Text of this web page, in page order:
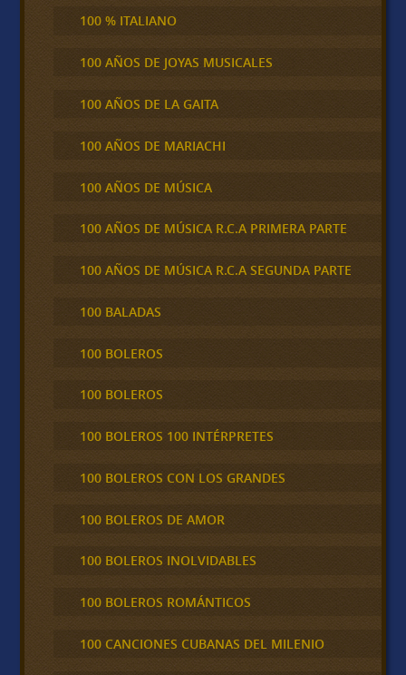
100 % ITALIANO
100 AÑOS DE JOYAS MUSICALES
100 AÑOS DE LA GAITA
100 AÑOS DE MARIACHI
100 AÑOS DE MÚSICA
100 AÑOS DE MÚSICA R.C.A PRIMERA PARTE
100 AÑOS DE MÚSICA R.C.A SEGUNDA PARTE
100 BALADAS
100 BOLEROS
100 BOLEROS
100 BOLEROS 100 INTÉRPRETES
100 BOLEROS CON LOS GRANDES
100 BOLEROS DE AMOR
100 BOLEROS INOLVIDABLES
100 BOLEROS ROMÁNTICOS
100 CANCIONES CUBANAS DEL MILENIO